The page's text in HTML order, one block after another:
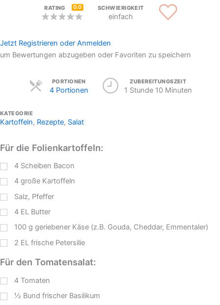
RATING 0.0 SCHWIERIGKEIT
einfach
Jetzt Registrieren oder Anmelden
um Bewertungen abzugeben oder Favoriten zu speichern
PORTIONEN
4 Portionen
Servings ZUBEREITUNGSZEIT
1 Stunde 10 Minuten
KATEGORIE
Kartoffeln, Rezepte, Salat
Für die Folienkartoffeln:
4 Scheiben Bacon
4 große Kartoffeln
Salz, Pfeffer
4 EL Butter
100 g geriebener Käse (z.B. Gouda, Cheddar, Emmentaler)
2 EL frische Petersilie
Für den Tomatensalat:
4 Tomaten
½ Bund frischer Basilikum